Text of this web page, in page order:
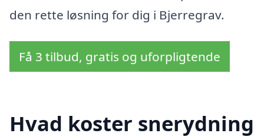
den rette løsning for dig i Bjerregrav.
Få 3 tilbud, gratis og uforpligtende
Hvad koster snerydning